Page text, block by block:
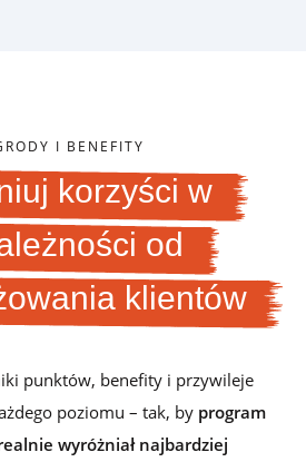
I BENEFITY
korzyści w
od
klientów
punktów, benefity i przywileje
poziomu – tak, by program
wyróżniał najbardziej